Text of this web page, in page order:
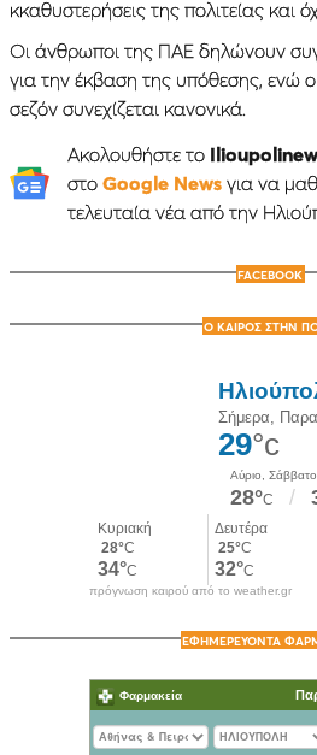
κκαθυστερήσεις της πολιτείας και
Οι άνθρωποι της ΠΑΕ δηλώνουν
για την έκβαση της υπόθεσης, ενώ
σεζόν συνεχίζεται κανονικά.
Ακολουθήστε το
στο Google Newsγια να
τελευταία νέα από την
FACEBOOK
Ο ΚΑΙΡΟΣ ΣΤΗΝ
πρόγνωση καιρού από το weather.gr
ΕΦΗΜΕΡΕΥΟΝΤΑ